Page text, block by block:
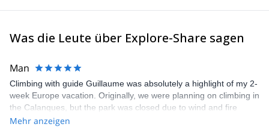
Was die Leute über Explore-Share sagen
Man
Climbing with guide Guillaume was absolutely a highlight of my 2-
week Europe vacation. Originally, we were planning on climbing in
the Calanques, but the park was closed due to wind and fire
danger. Guillaume chose another amazing location (Pic de
Mehr anzeigen